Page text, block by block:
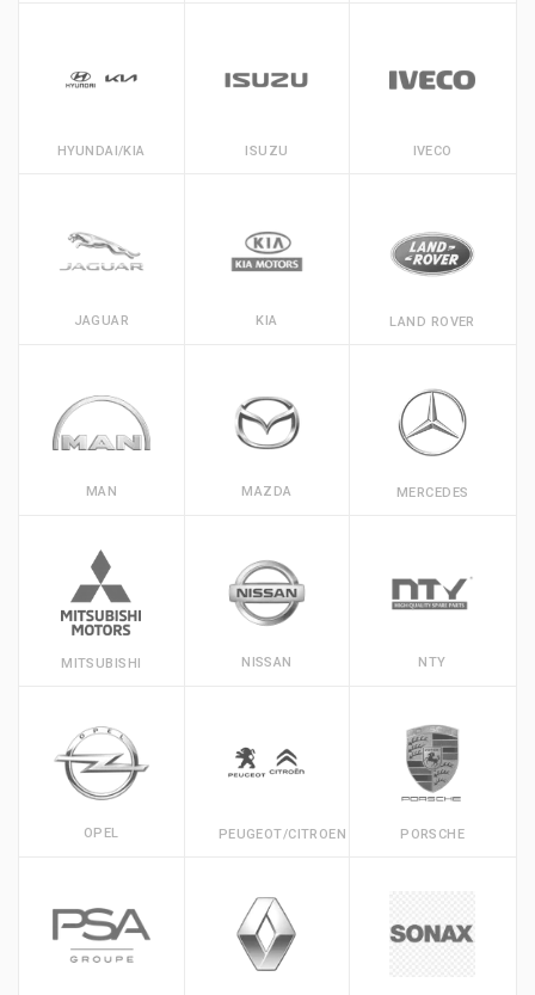
HYUNDAI/KIA ISUZU IVECO
JAGUAR KIA LAND ROVER
MAN MAZDA MERCEDES
MITSUBISHI NISSAN NTY
OPEL PEUGEOT/CITROEN PORSCHE